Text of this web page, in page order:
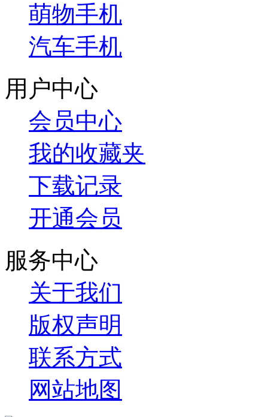
萌物手机
汽车手机
用户中心
会员中心
我的收藏夹
下载记录
开通会员
服务中心
关于我们
版权声明
联系方式
网站地图